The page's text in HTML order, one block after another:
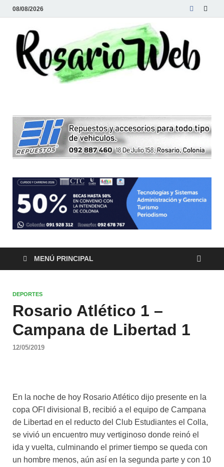
08/08/2026
MENÚ PRINCIPAL
DEPORTES
Rosario Atlético 1 –
Campana de Libertad 1
12/05/2019
En la noche de hoy Rosario Atlético dijo presente en la
copa OFI divisional B, recibió a el equipo de Campana
de Libertad en el reducto del Club Estudiantes el Colla,
se vivió un encuentro muy vertiginoso donde reinó el
ida y vuelta, culminando el primer tiempo se queda con
un hombre menos, aún así en la segunda parte y con 10